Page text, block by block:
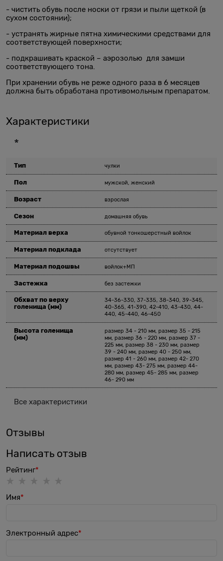
- чистить обувь после носки от грязи и пыли щеткой (в
сухом состоянии);
- устранять жирные пятна химическими средствами для
соответствующей поверхности;
- подкрашивать краской – аэрозолью для замши
соответствующего тона.
При хранении обувь не реже одного раза в 6 месяцев
должна быть обработана противомольным препаратом.
Характеристики
*
Тип чулки
Пол мужской, женский
Возраст взрослая
Сезон домашняя обувь
Материал верха обувной тонкошерстный войлок
Материал подклада отсутствует
Материал подошвы войлок+МП
Застежка без застежки
Обхват по верху
голенища(мм)
34-36-330, 37-335, 38-340, 39-345,
40-365, 41-390, 42-410, 43-430, 44-
440, 45-440, 46-450
Высота голенища
(мм)
размер 34 - 210 мм, размер 35 - 215
мм, размер 36 - 220 мм, размер 37 -
225 мм, размер 38 - 230 мм, размер
39 - 240 мм, размер 40 - 250 мм,
размер 41 - 260 мм, размер 42- 270
мм, размер 43- 275 мм, размер 44-
280 мм, размер 45- 285 мм, размер
46- 290 мм
Все характеристики
Отзывы
Написать отзыв
Рейтинг
Имя
Электронный адрес